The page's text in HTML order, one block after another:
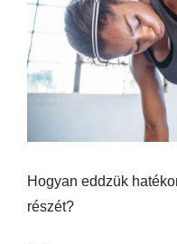
Hogyan eddzük
részét?